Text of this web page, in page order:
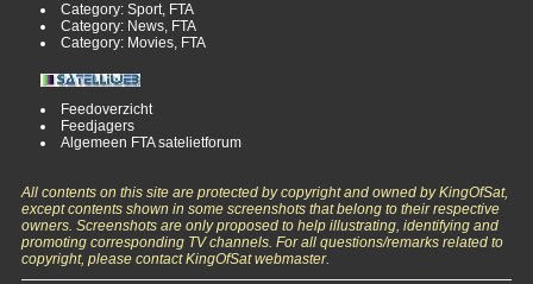
Category: Sport, FTA
Category: News, FTA
Category: Movies, FTA
Feedoverzicht
Feedjagers
Algemeen FTA satelietforum
All contents on this site are protected by copyright and owned by KingOfSat,
except contents shown in some screenshots that belong to their respective
owners. Screenshots are only proposed to help illustrating, identifying and
promoting corresponding TV channels. For all questions/remarks related to
copyright, please contact KingOfSat webmaster.